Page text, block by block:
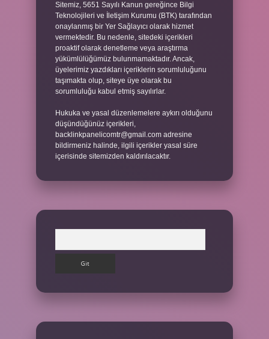
Sitemiz, 5651 Sayılı Kanun gereğince Bilgi
Teknolojileri ve İletişim Kurumu (BTK) tarafından
onaylanmış bir Yer Sağlayıcı olarak hizmet
vermektedir. Bu nedenle, sitedeki içerikleri
proaktif olarak denetleme veya araştırma
yükümlülüğümüz bulunmamaktadır. Ancak,
üyelerimiz yazdıkları içeriklerin sorumluluğunu
taşımakta olup, siteye üye olarak bu
sorumluluğu kabul etmiş sayılırlar.
Hukuka ve yasal düzenlemelere aykırı olduğunu
düşündüğünüz içerikleri,
backlinkpanelicomtr@gmail.com adresine
bildirmeniz halinde, ilgili içerikler yasal süre
içerisinde sitemizden kaldırılacaktır.